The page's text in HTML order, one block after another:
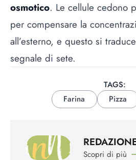
osmotico. Le cellule cedono
per compensare la
all’esterno, e questo si
segnale di sete.
TAGS:
Farina
Pizza
Scopri di più